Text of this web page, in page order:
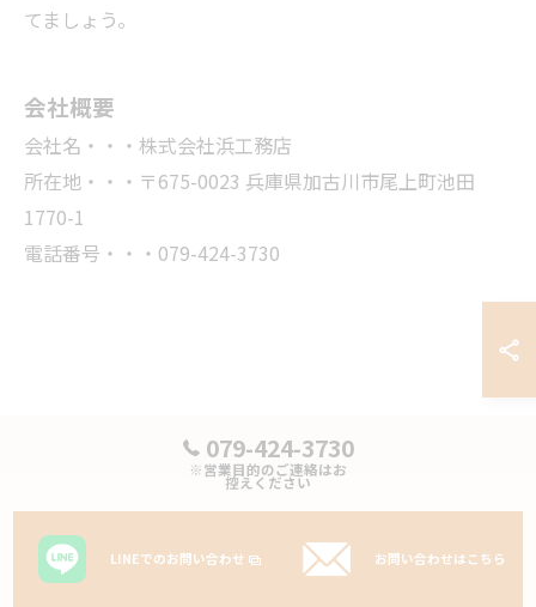
てましょう。
会社概要
会社名・・・株式会社浜工務店
所在地・・・〒675-0023 兵庫県加古川市尾上町池田
1770-1
電話番号・・・079-424-3730
079-424-3730
※営業目的のご連絡はお
控えください
LINEでのお問い合わせ お問い合わせはこちら